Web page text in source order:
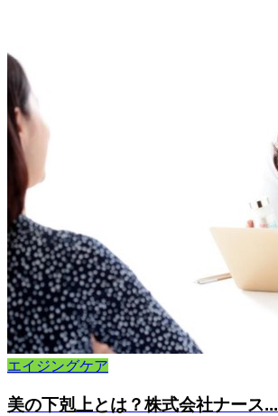
エイジングケア
美の下剋上とは？株式会社ナース...